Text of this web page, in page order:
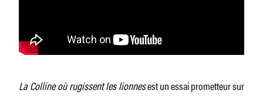
La Colline où rugissent les lionnesest un essai prometteur sur